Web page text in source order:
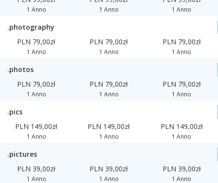
1 Anno 1 Anno 1 Anno
.photography
PLN 79,00zł
1 Anno
PLN 79,00zł
1 Anno
PLN 79,00zł
1 Anno
.photos
PLN 79,00zł
1 Anno
PLN 79,00zł
1 Anno
PLN 79,00zł
1 Anno
.pics
PLN 149,00zł
1 Anno
PLN 149,00zł
1 Anno
PLN 149,00zł
1 Anno
.pictures
PLN 39,00zł
1 Anno
PLN 39,00zł
1 Anno
PLN 39,00zł
1 Anno